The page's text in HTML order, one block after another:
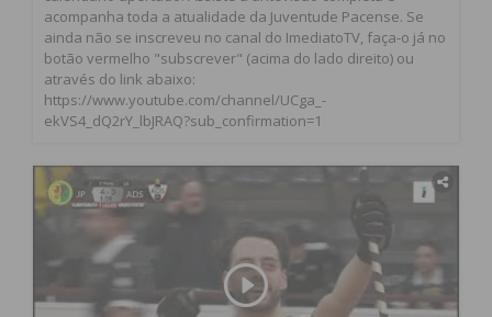
acompanha toda a atualidade da Juventude Pacense. Se
ainda não se inscreveu no canal do ImediatoTV, faça-o já no
botão vermelho "subscrever" (acima do lado direito) ou
através do link abaixo:
https://www.youtube.com/channel/UCga_-
ekVS4_dQ2rY_lbJRAQ?sub_confirmation=1